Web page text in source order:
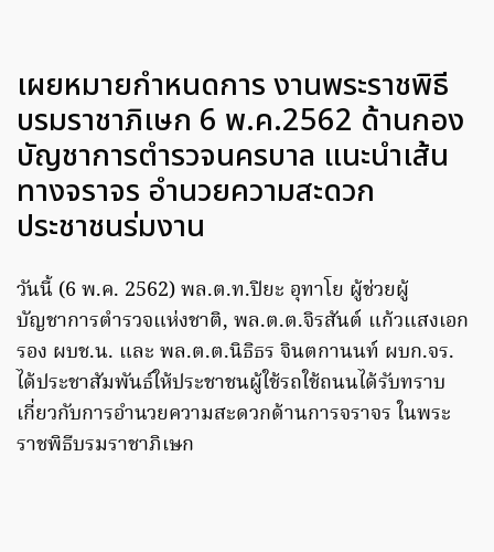
เผยหมายกำหนดการ งานพระราชพิธี
บรมราชาภิเษก 6 พ.ค.2562 ด้านกอง
บัญชาการตำรวจนครบาล แนะนําเส้น
ทางจราจร อำนวยความสะดวก
ประชาชนร่มงาน
วันนี้ (6 พ.ค. 2562) พล.ต.ท.ปิยะ อุทาโย ผู้ช่วยผู้
บัญชาการตำรวจแห่งชาติ, พล.ต.ต.จิรสันต์ แก้วแสงเอก
รอง ผบช.น. และ พล.ต.ต.นิธิธร จินตกานนท์ ผบก.จร.
ได้ประชาสัมพันธ์ให้ประชาชนผู้ใช้รถใช้ถนนได้รับทราบ
เกี่ยวกับการอํานวยความสะดวกด้านการจราจร ในพระ
ราชพิธีบรมราชาภิเษก